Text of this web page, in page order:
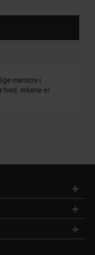
mønstre i
hvid. Arkene er